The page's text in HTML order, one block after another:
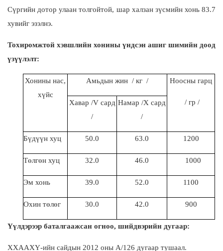
Сүргийн дотор улаан толгойтой, шар халзан зүсмийн хонь 83.7
хувийг эзэлнэ.
Тохиромжтой хэвшлийн хонины үндсэн ашиг шимийн доод
үзүүлэлт:
Хонины нас,
хүйс
Амьдын жин / кг / Ноосны гарц
/ гр /
Хавар /Vсард
/
Намар /X сард
/
Бүдүүн хуц 50.0 63.0 1200
Төлгөн хуц 32.0 46.0 1000
Эм хонь 39.0 52.0 1100
Охин төлөг 30.0 42.0 900
Үүлдэрээр баталгаажсан огноо, шийдвэрийн дугаар:
ХХААХҮ-ийн сайдын 2012 оны А/126 дугаар тушаал.